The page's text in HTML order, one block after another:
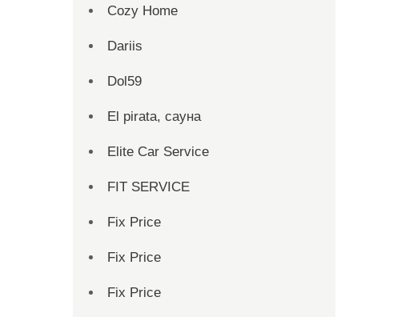
Cozy Home
Dariis
Dol59
El pirata, сауна
Elite Car Service
FIT SERVICE
Fix Price
Fix Price
Fix Price